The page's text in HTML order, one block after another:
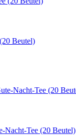
Beutel)
Nacht-Tee (20 Beutel)